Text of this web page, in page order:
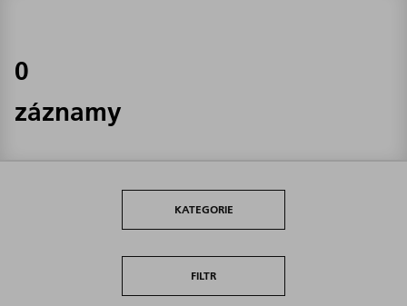
0
záznamy
KATEGORIE
FILTR